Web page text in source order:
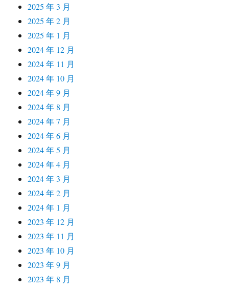
2025 年 3 月
2025 年 2 月
2025 年 1 月
2024 年 12 月
2024 年 11 月
2024 年 10 月
2024 年 9 月
2024 年 8 月
2024 年 7 月
2024 年 6 月
2024 年 5 月
2024 年 4 月
2024 年 3 月
2024 年 2 月
2024 年 1 月
2023 年 12 月
2023 年 11 月
2023 年 10 月
2023 年 9 月
2023 年 8 月